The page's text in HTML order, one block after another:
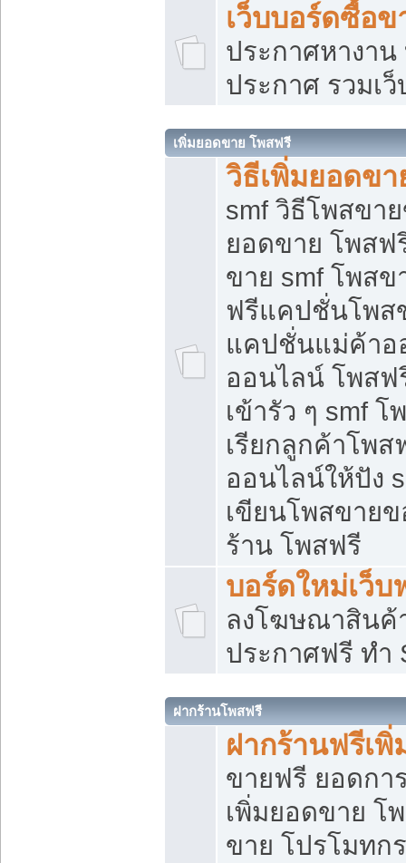
เว็บบอร์ดซื้อข
ประกาศหางาน
ประกาศ รวมเ
เพิ่มยอดขาย โพสฟรี
วิธีเพิ่มยอดข
smf วิธีโพสขา
ยอดขาย โพสฟ
ขาย smf โพส
ฟรีแคปชั่นโพส
แคปชั่นแม่ค้า
ออนไลน์ โพสฟ
เข้ารัว ๆ smf
เรียกลูกค้าโพส
ออนไลน์ให้ปัง
เขียนโพสขาย
ร้าน โพสฟรี
บอร์ดใหม่เว็บ
ลงโฆษณาสิน
ประกาศฟรี ทำ
ฝากร้านโพสฟรี
ฝากร้านฟรีเ
ขายฟรี ยอดกา
เพิ่มยอดขาย โ
ขาย โปรโมทก